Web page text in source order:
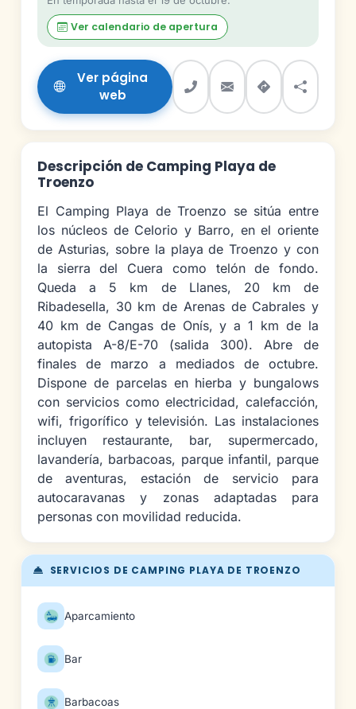
SERVICIOS DE CAMPING PLAYA DE TROENZO
Aparcamiento
Bar
Barbacoas
Ver calendario de apertura
Ver página
web
Descripción de Camping Playa de
Troenzo
El Camping Playa de Troenzo se sitúa entre
los núcleos de Celorio y Barro, en el oriente
de Asturias, sobre la playa de Troenzo y con
la sierra del Cuera como telón de fondo.
Queda a 5 km de Llanes, 20 km de
Ribadesella, 30 km de Arenas de Cabrales y
40 km de Cangas de Onís, y a 1 km de la
autopista A-8/E-70 (salida 300). Abre de
finales de marzo a mediados de octubre.
Dispone de parcelas en hierba y bungalows
con servicios como electricidad, calefacción,
wifi, frigorífico y televisión. Las instalaciones
incluyen restaurante, bar, supermercado,
lavandería, barbacoas, parque infantil, parque
de aventuras, estación de servicio para
autocaravanas y zonas adaptadas para
personas con movilidad reducida.